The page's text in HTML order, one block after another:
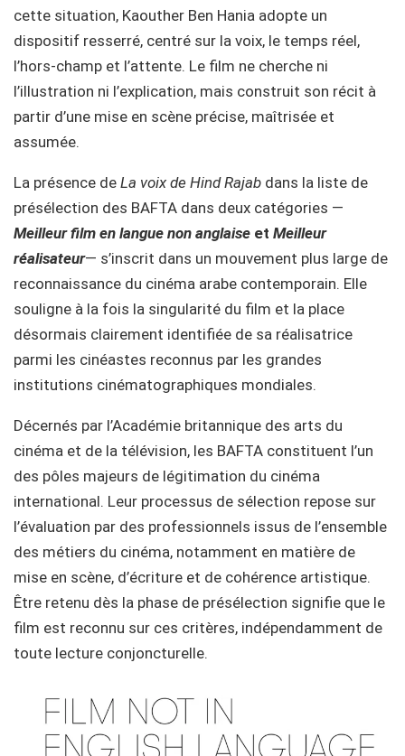
cette situation, Kaouther Ben Hania adopte un
dispositif resserré, centré sur la voix, le temps réel,
l’hors-champ et l’attente. Le film ne cherche ni
l’illustration ni l’explication, mais construit son récit à
partir d’une mise en scène précise, maîtrisée et
assumée.
La présence de La voix de Hind Rajab dans la liste de
présélection des BAFTA dans deux catégories —
Meilleur film en langue non anglaise et Meilleur
réalisateur— s’inscrit dans un mouvement plus large de
reconnaissance du cinéma arabe contemporain. Elle
souligne à la fois la singularité du film et la place
désormais clairement identifiée de sa réalisatrice
parmi les cinéastes reconnus par les grandes
institutions cinématographiques mondiales.
Décernés par l’Académie britannique des arts du
cinéma et de la télévision, les BAFTA constituent l’un
des pôles majeurs de légitimation du cinéma
international. Leur processus de sélection repose sur
l’évaluation par des professionnels issus de l’ensemble
des métiers du cinéma, notamment en matière de
mise en scène, d’écriture et de cohérence artistique.
Être retenu dès la phase de présélection signifie que le
film est reconnu sur ces critères, indépendamment de
toute lecture conjoncturelle.